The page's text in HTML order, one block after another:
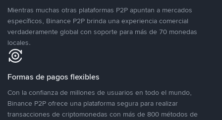
Mientras muchas otras plataformas P2P apuntan a mercados
específicos, Binance P2P brinda una experiencia comercial
verdaderamente global con soporte para más de 70 monedas
locales.
Formas de pagos flexibles
Con la confianza de millones de usuarios en todo el mundo,
Binance P2P ofrece una plataforma segura para realizar
transacciones de criptomonedas con más de 800 métodos de